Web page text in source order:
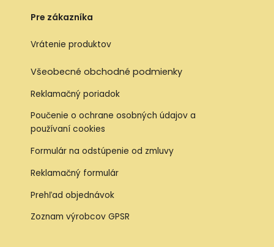
Pre zákazníka
Vrátenie produktov
Všeobecné obchodné podmienky
Reklamačný poriadok
Poučenie o ochrane osobných údajov a
používaní cookies
Formulár na odstúpenie od zmluvy
Reklamačný formulár
Prehľad objednávok
Zoznam výrobcov GPSR